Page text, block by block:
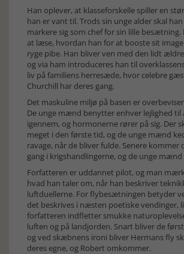
Han oplever, at klasseforskelle spiller en
han er vant til. Trods sin unge alder skal
markere sig som chef for sin lille
at læse, hvordan han for at booste sit
ryge pibe. Han bliver ven med den lidt
og via ham introduceres han til
liv på familiens herresæde, hvor celebre
Churchill har deres gang.
Det maskuline miljø på basen er
De unge mænd benytter enhver lejlighed til
igennem, og hormonerne rører på sig. Der
meget i den første tid, og de unge mænd
ravage, når de bliver fulde. Senere kommer
gang i krigshandlingerne, og de unge mænd
Forfatteren er uddannet pilot, og man
hvad han taler om, når han beskriver
luftduellerne. For flybesætningen betyder
det beskrives i næsten poetiske vendinger,
forfatteren indfletter smukke
luften og på landjorden. Snart bliver de
og ved skæbnens ironi bliver Hermans fly
deres egne, og Robert omkommer.